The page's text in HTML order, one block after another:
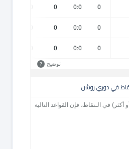
0
0:0
0
0
0:0
0
0
0:0
0
توضيح ?
في دوري روشن
أكثر) في الـنقاط، فإن القواعد التالية